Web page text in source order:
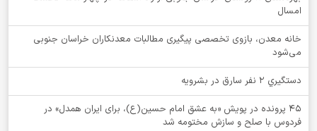
امسال
خانه معدن، بازوی تخصصی پیگیری مطالبات معدنکاران خراسان جنوبی
می‌شود
دستگيري 2 نفر سارق در بشرويه
۴۵ پرونده در پویش «به عشق امام حسین(ع)، برای ایران همدل» در
فردوس با صلح و سازش مختومه شد